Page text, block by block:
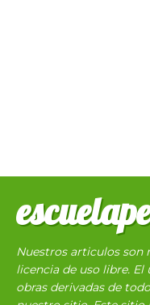
Nuestros articulos son
licencia de uso libre.
obras derivadas de